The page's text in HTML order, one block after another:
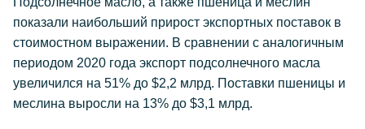
показали наибольший прирост экспортных поставок в
стоимостном выражении. В сравнении с аналогичным
периодом 2020 года экспорт подсолнечного масла
увеличился на 51% до $2,2 млрд. Поставки пшеницы и
меслина выросли на 13% до $3,1 млрд.